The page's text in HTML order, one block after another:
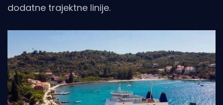
dodatne trajektne linije.